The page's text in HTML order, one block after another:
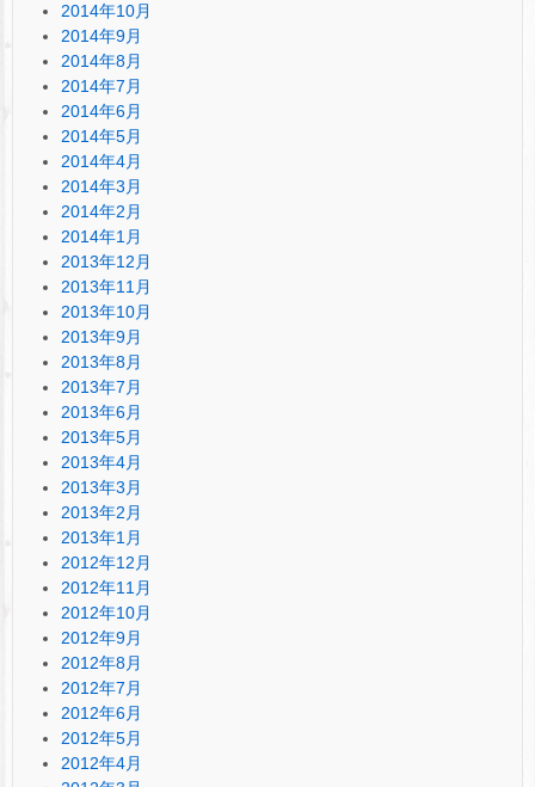
2014年10月
2014年9月
2014年8月
2014年7月
2014年6月
2014年5月
2014年4月
2014年3月
2014年2月
2014年1月
2013年12月
2013年11月
2013年10月
2013年9月
2013年8月
2013年7月
2013年6月
2013年5月
2013年4月
2013年3月
2013年2月
2013年1月
2012年12月
2012年11月
2012年10月
2012年9月
2012年8月
2012年7月
2012年6月
2012年5月
2012年4月